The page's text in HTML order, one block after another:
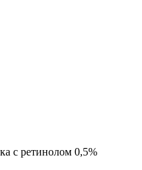
с ретинолом 0,5%